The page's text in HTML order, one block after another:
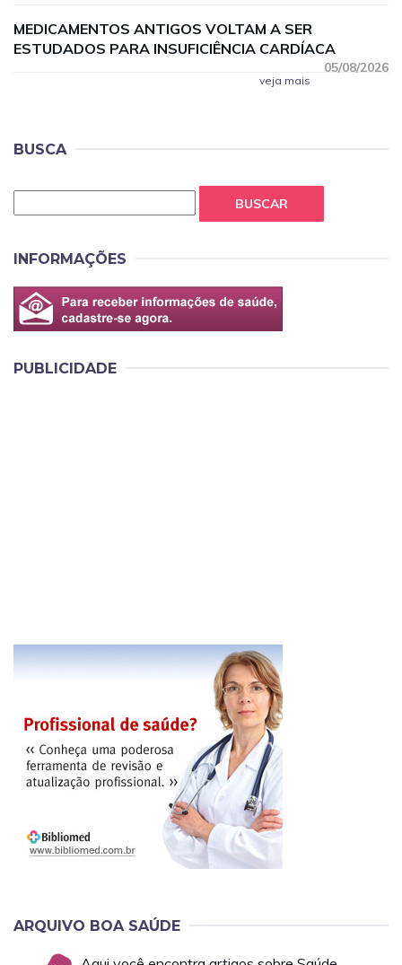
MEDICAMENTOS ANTIGOS VOLTAM A SER
ESTUDADOS PARA INSUFICIÊNCIA CARDÍACA
05/08/2026
veja mais
BUSCA
BUSCAR
INFORMAÇÕES
PUBLICIDADE
ARQUIVO BOA SAÚDE